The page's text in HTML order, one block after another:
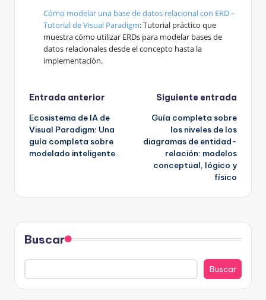
Cómo modelar una base de datos relacional con ERD –
Tutorial de Visual Paradigm: Tutorial práctico que
muestra cómo utilizar ERDs para modelar bases de
datos relacionales desde el concepto hasta la
implementación.
Navegación
de
entradas
Entrada anterior
Ecosistema de IA de
Visual Paradigm: Una
guía completa sobre
modelado inteligente
Siguiente entrada
Guía completa sobre
los niveles de los
diagramas de entidad-
relación: modelos
conceptual, lógico y
físico
Buscar
Buscar